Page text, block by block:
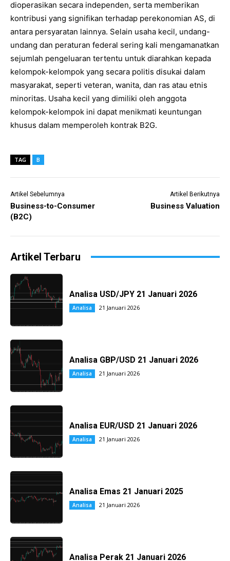
dioperasikan secara independen, serta memberikan
kontribusi yang signifikan terhadap perekonomian AS, di
antara persyaratan lainnya. Selain usaha kecil, undang-
undang dan peraturan federal sering kali mengamanatkan
sejumlah pengeluaran tertentu untuk diarahkan kepada
kelompok-kelompok yang secara politis disukai dalam
masyarakat, seperti veteran, wanita, dan ras atau etnis
minoritas. Usaha kecil yang dimiliki oleh anggota
kelompok-kelompok ini dapat menikmati keuntungan
khusus dalam memperoleh kontrak B2G.
TAG B
Artikel Sebelumnya
Business-to-Consumer
(B2C)
Artikel Berikutnya
Business Valuation
Artikel Terbaru
Analisa USD/JPY 21 Januari 2026
Analisa 21 Januari 2026
Analisa GBP/USD 21 Januari 2026
Analisa 21 Januari 2026
Analisa EUR/USD 21 Januari 2026
Analisa 21 Januari 2026
Analisa Emas 21 Januari 2025
Analisa 21 Januari 2026
Analisa Perak 21 Januari 2026